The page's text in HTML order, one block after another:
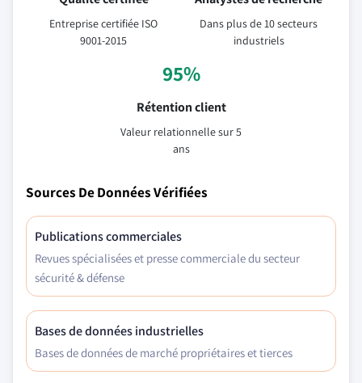
Entreprise certifiée ISO
9001-2015
Dans plus de 10 secteurs
industriels
95%
Rétention client
Valeur relationnelle sur 5
ans
Sources De Données Vérifiées
Publications commerciales
Revues spécialisées et presse commerciale du secteur
sécurité & défense
Bases de données industrielles
Bases de données de marché propriétaires et tierces